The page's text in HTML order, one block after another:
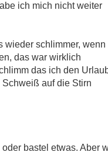
ich mich nicht weiter
wieder schlimmer, wenn
das war wirklich
das ich den
auf die Stirn
bastel etwas. Aber